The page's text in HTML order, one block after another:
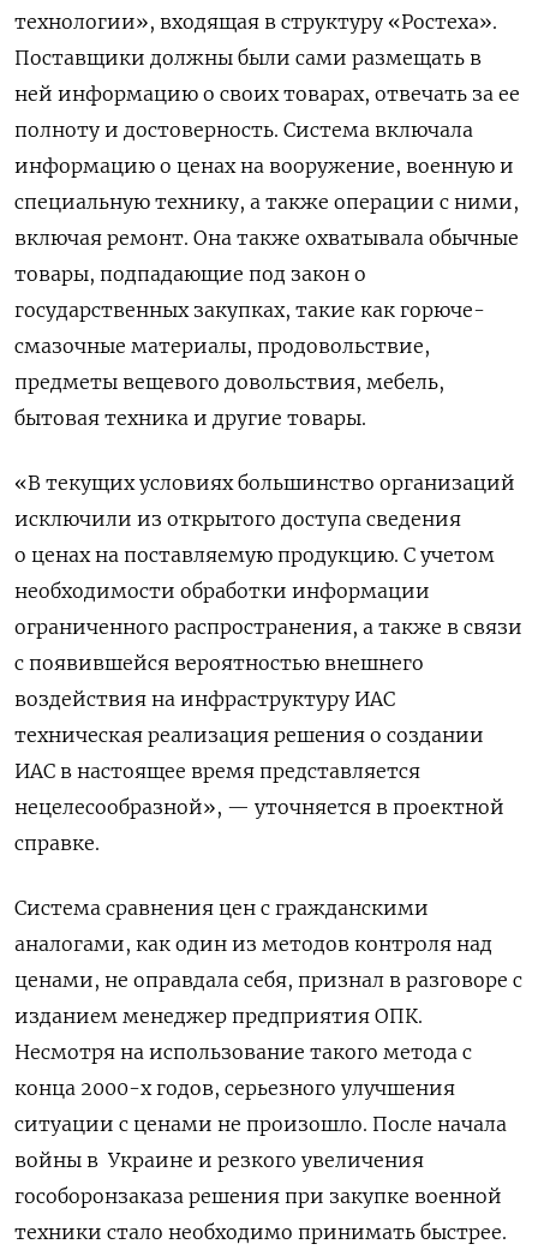
технологии», входящая в структуру «Ростеха».
Поставщики должны были сами размещать в
ней информацию о своих товарах, отвечать за ее
полноту и достоверность. Система включала
информацию о ценах на вооружение, военную и
специальную технику, а также операции с ними,
включая ремонт. Она также охватывала обычные
товары, подпадающие под закон о
государственных закупках, такие как горюче-
смазочные материалы, продовольствие,
предметы вещевого довольствия, мебель,
бытовая техника и другие товары.
«В текущих условиях большинство организаций
исключили из открытого доступа сведения
о ценах на поставляемую продукцию. С учетом
необходимости обработки информации
ограниченного распространения, а также в связи
с появившейся вероятностью внешнего
воздействия на инфраструктуру ИАС
техническая реализация решения о создании
ИАС в настоящее время представляется
нецелесообразной», — уточняется в проектной
справке.
Система сравнения цен с гражданскими
аналогами, как один из методов контроля над
ценами, не оправдала себя, признал в разговоре с
изданием менеджер предприятия ОПК.
Несмотря на использование такого метода с
конца 2000-х годов, серьезного улучшения
ситуации с ценами не произошло. После начала
войны в Украине и резкого увеличения
гособоронзаказа решения при закупке военной
техники стало необходимо принимать быстрее.